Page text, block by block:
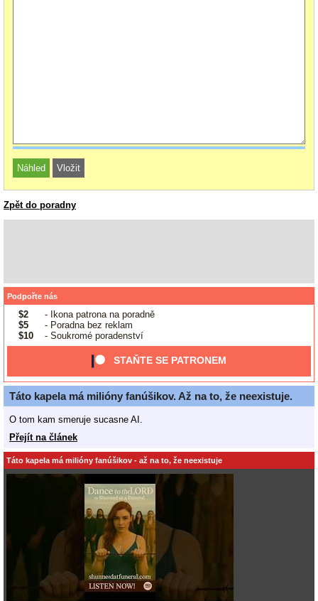
Zpět do poradny
Podpořte nás
$2
- Ikona patrona na poradně
$5
- Poradna bez reklam
$10
- Soukromé poradenství
STAŇTE SE PATRONEM
Táto kapela má milióny fanúšikov. Až na to, že neexistuje.
O tom kam smeruje sucasne AI.
Přejít na článek
Táto kapela má milióny fanúšikov - až na to, že neexistuje